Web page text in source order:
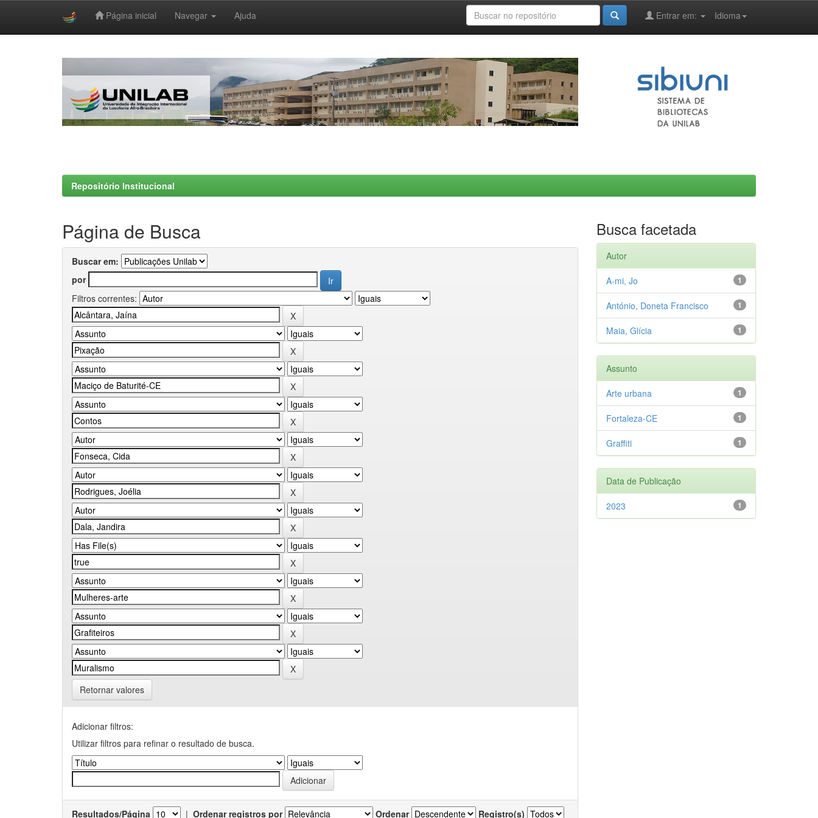
Página inicial Navegar Ajuda Idioma
Entrar em:
Repositório Institucional
Página de Busca
Buscar em:
por
Filtros correntes:
Retornar valores
Adicionar filtros:
Utilizar filtros para refinar o resultado de busca.
Resultados/Página | Ordenar registros por Ordenar Registro(s)
Busca facetada
Autor
1
A-mi, Jo
1
António, Doneta Francisco
1
Maia, Glícia
Assunto
1
Arte urbana
1
Fortaleza-CE
1
Graffiti
Data de Publicação
1
2023